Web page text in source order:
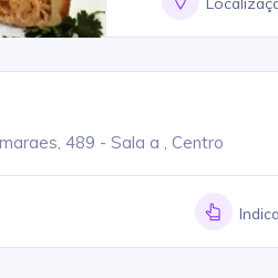
489 - Sala a , Centro